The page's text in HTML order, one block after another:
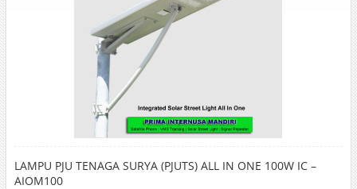
LAMPU PJU TENAGA SURYA (PJUTS) ALL IN ONE 100W IC –
AIOM100